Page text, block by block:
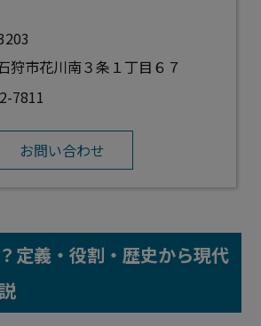
狩市花川南３条１丁目６７
7811
お問い合わせ
定義・役割・歴史から現代